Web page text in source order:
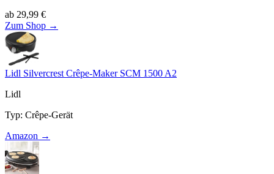
ab 29,99 €
Zum Shop →
Lidl Silvercrest Crêpe-Maker SCM 1500 A2
Lidl
Typ: Crêpe-Gerät
Amazon →